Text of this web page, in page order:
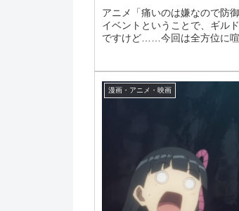
アニメ「痛いのは嫌なので防
イベントということで、ギル
ですけど……今回は全方位に
漫画・アニメ・映画